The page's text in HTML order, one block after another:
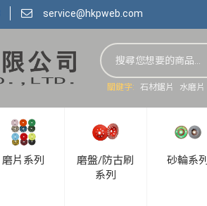
service@hkpweb.com
關鍵字: 石材鋸片 水磨片
磨片系列
磨盤/防古刷
系列
砂輪系列